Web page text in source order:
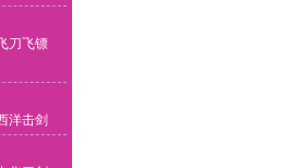
刀飞镖
洋击剑